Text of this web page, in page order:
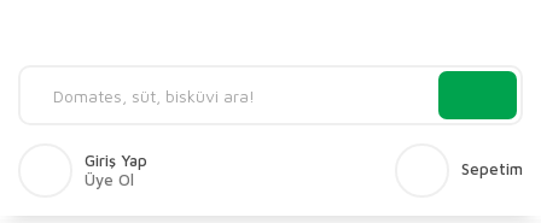
Giriş Yap
Üye Ol
Sepetim